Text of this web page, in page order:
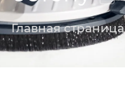
Главная страница